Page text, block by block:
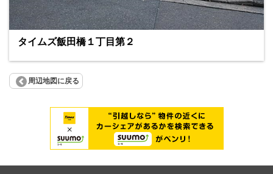
タイムズ飯田橋１丁目第２
周辺地図に戻る